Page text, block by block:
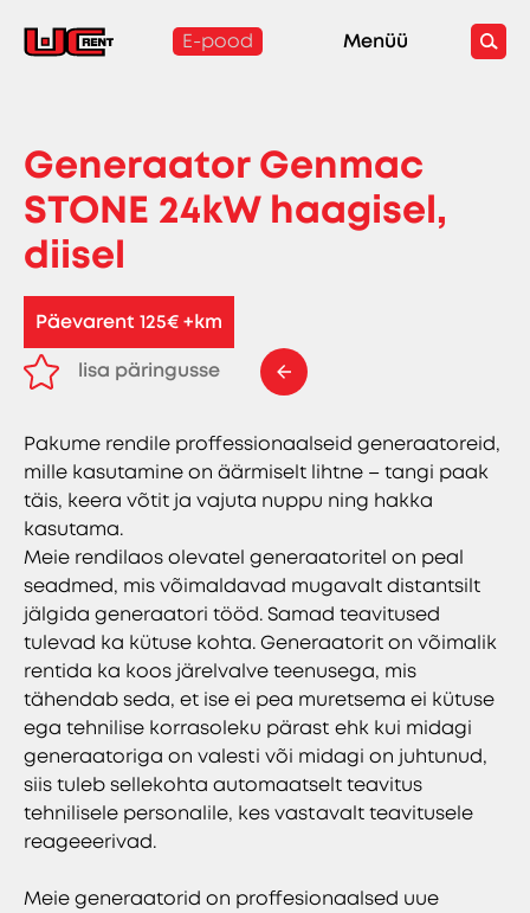
E-pood Menüü
Generaator Genmac
STONE 24kW haagisel,
diisel
Päevarent 125€ +km
lisa päringusse
Pakume rendile proffessionaalseid generaatoreid,
mille kasutamine on äärmiselt lihtne – tangi paak
täis, keera võtit ja vajuta nuppu ning hakka
kasutama.
Meie rendilaos olevatel generaatoritel on peal
seadmed, mis võimaldavad mugavalt distantsilt
jälgida generaatori tööd. Samad teavitused
tulevad ka kütuse kohta. Generaatorit on võimalik
rentida ka koos järelvalve teenusega, mis
tähendab seda, et ise ei pea muretsema ei kütuse
ega tehnilise korrasoleku pärast ehk kui midagi
generaatoriga on valesti või midagi on juhtunud,
siis tuleb sellekohta automaatselt teavitus
tehnilisele personalile, kes vastavalt teavitusele
reageeerivad.
Meie generaatorid on proffesionaalsed uue